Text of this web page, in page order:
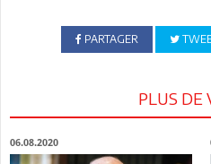
PARTAGER
PLUS DE
06.08.2020